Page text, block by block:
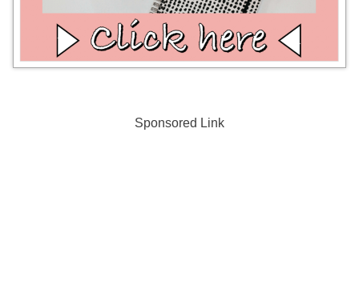
Sponsored Link